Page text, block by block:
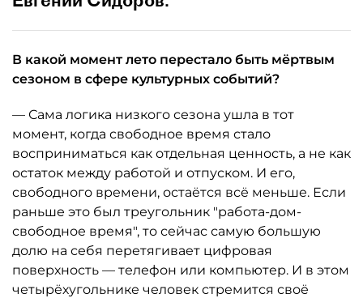
В какой момент лето перестало быть мёртвым
сезоном в сфере культурных событий?
— Сама логика низкого сезона ушла в тот
момент, когда свободное время стало
восприниматься как отдельная ценность, а не как
остаток между работой и отпуском. И его,
свободного времени, остаётся всё меньше. Если
раньше это был треугольник "работа-дом-
свободное время", то сейчас самую большую
долю на себя перетягивает цифровая
поверхность — телефон или компьютер. И в этом
четырёхугольнике человек стремится своё